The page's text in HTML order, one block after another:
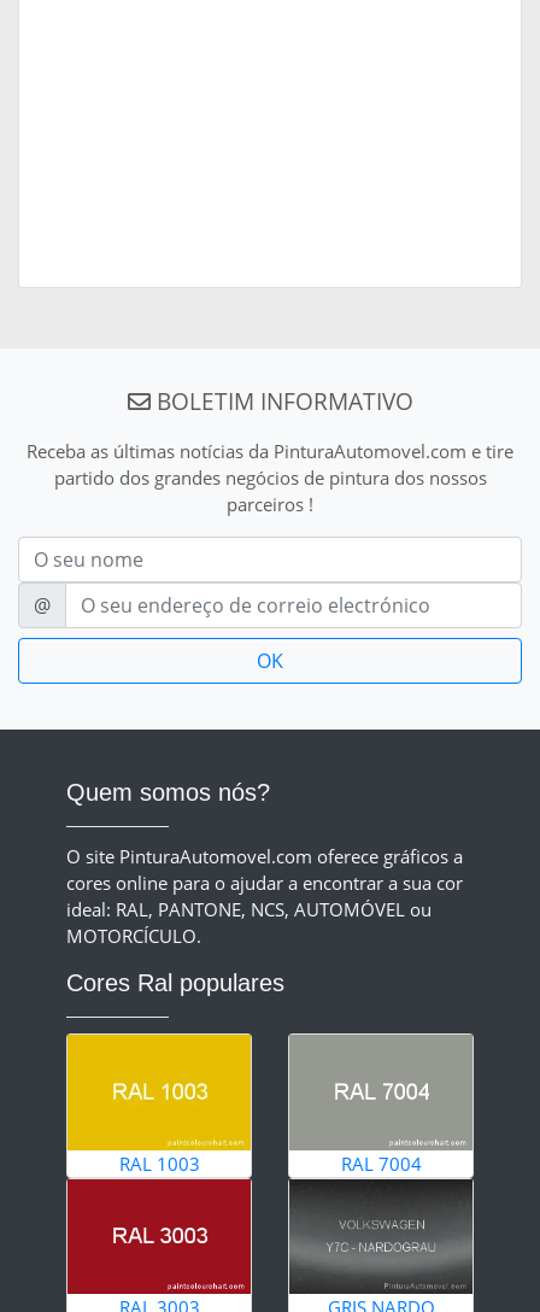
BOLETIM INFORMATIVO
Receba as últimas notícias da PinturaAutomovel.com e tire
partido dos grandes negócios de pintura dos nossos
parceiros !
Nom
E-mail
@
Quem somos nós?
O site PinturaAutomovel.com oferece gráficos a
cores online para o ajudar a encontrar a sua cor
ideal: RAL, PANTONE, NCS, AUTOMÓVEL ou
MOTORCÍCULO.
Cores Ral populares
RAL 1003 RAL 7004